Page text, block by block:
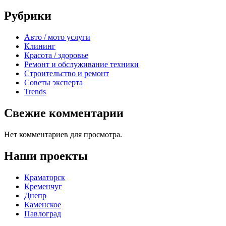
Рубрики
Авто / мото услуги
Клининг
Красота / здоровье
Ремонт и обслуживание техники
Строительство и ремонт
Советы эксперта
Trends
Свежие комментарии
Нет комментариев для просмотра.
Наши проекты
Краматорск
Кременчуг
Днепр
Каменское
Павлоград